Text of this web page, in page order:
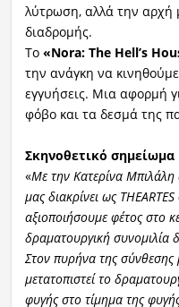
λύτρωση, αλλά την αρχή
διαδρομής.
Το «Nora: The Hell’s
την ανάγκη να
εγγυήσεις. Μια αφορμή
φόβο και τα δεσμά της
Σκηνοθετικό σημείωμα
«Με την Κατερίνα Μπιλάλη
μας διακρίνει ως
αξιοποιήσουμε φέτος στο
δραματουργική συνομιλία
Στον πυρήνα της
μετατοπιστεί το
φυγής στο τίμημα της